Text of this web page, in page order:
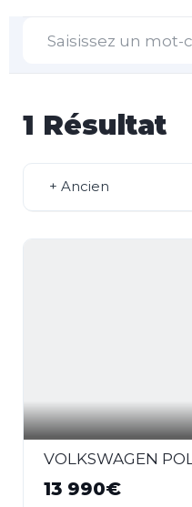
1 Résultat
+ Ancien
13 990€